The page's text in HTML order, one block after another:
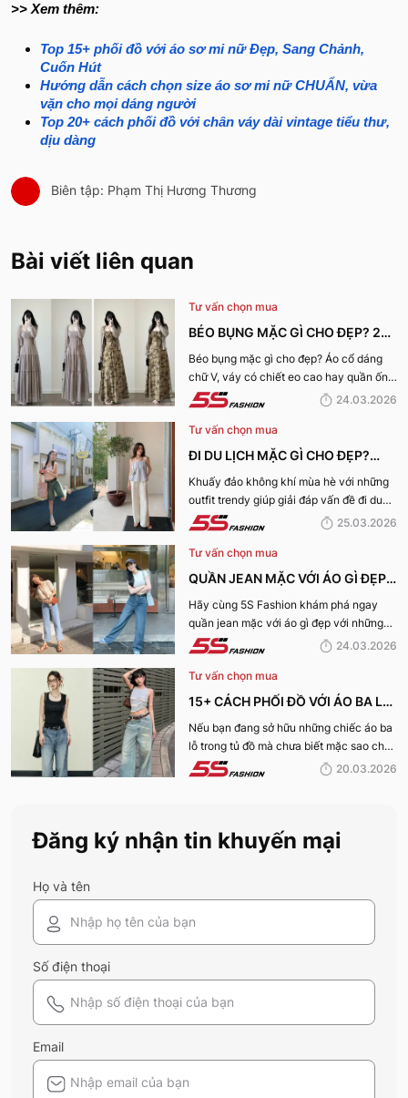
>> Xem thêm:
Top 15+ phối đồ với áo sơ mi nữ Đẹp, Sang Chảnh,
Cuốn Hút
Hướng dẫn cách chọn size áo sơ mi nữ CHUẨN, vừa
vặn cho mọi dáng người
Top 20+ cách phối đồ với chân váy dài vintage tiểu thư,
dịu dàng
Biên tập: Phạm Thị Hương Thương
Bài viết liên quan
Tư vấn chọn mua
BÉO BỤNG MẶC GÌ CHO ĐẸP? 29+
OUTFIT CHE BỤNG, HACK DÁNG
CHO NÀNG
Béo bụng mặc gì cho đẹp? Áo cổ dáng
chữ V, váy có chiết eo cao hay quần ống
rộng cạp cao là lựa chọn tuyệt vời. 5S
để tạo outfit tuyệt nhất.
24.03.2026
Tư vấn chọn mua
ĐI DU LỊCH MẶC GÌ CHO ĐẸP?
NHỮNG MÓN ĐỒ KHÔNG THỂ
THIẾU CHO CHUYẾN DU LỊCH
MÙA HÈ
Khuấy đảo không khí mùa hè với những
outfit trendy giúp giải đáp vấn đề đi du
lịch mặc gì cho đẹp qua bài viết dưới
25.03.2026
Tư vấn chọn mua
QUẦN JEAN MẶC VỚI ÁO GÌ ĐẸP?
15+ OUTFIT QUẦN JEANS PHỐI
ÁO MÙA HÈ 2026
Hãy cùng 5S Fashion khám phá ngay
quần jean mặc với áo gì đẹp với những
outfit vạn người mê dưới đây! 24.03.2026
Tư vấn chọn mua
15+ CÁCH PHỐI ĐỒ VỚI ÁO BA LỖ
NỮ CỰC TRENDY, TRẺ TRUNG
CHO NÀNG
Nếu bạn đang sở hữu những chiếc áo ba
lỗ trong tủ đồ mà chưa biết mặc sao cho
mới mẻ, hãy cùng 5S Fashion khám phá
20.03.2026
Đăng ký nhận tin khuyến mại
Họ và tên
Số điện thoại
Email